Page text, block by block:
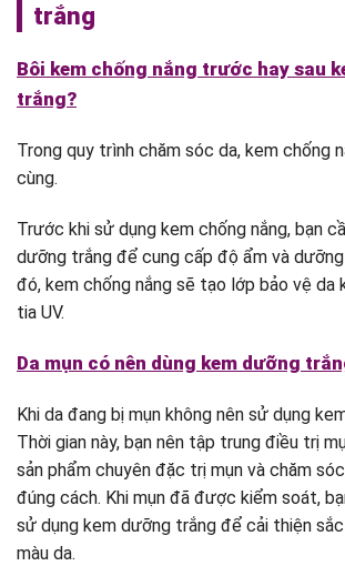
trắng
Bôi kem chống nắng trước hay sau
trắng?
Trong quy trình chăm sóc da, kem chống
cùng.
Trước khi sử dụng kem chống nắng, bạn
dưỡng trắng để cung cấp độ ẩm và
đó, kem chống nắng sẽ tạo lớp bảo vệ da
tia UV.
Da mụn có nên dùng kem dưỡng
Khi da đang bị mụn không nên sử dụng
Thời gian này, bạn nên tập trung điều trị
sản phẩm chuyên đặc trị mụn và chăm
đúng cách. Khi mụn đã được kiểm soát,
sử dụng kem dưỡng trắng để cải thiện
màu da.